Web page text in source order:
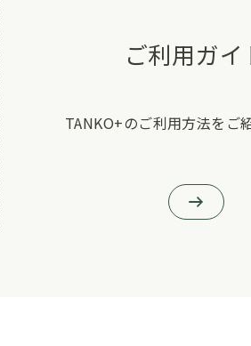
ご利用ガイ
TANKO+のご利用方法をご